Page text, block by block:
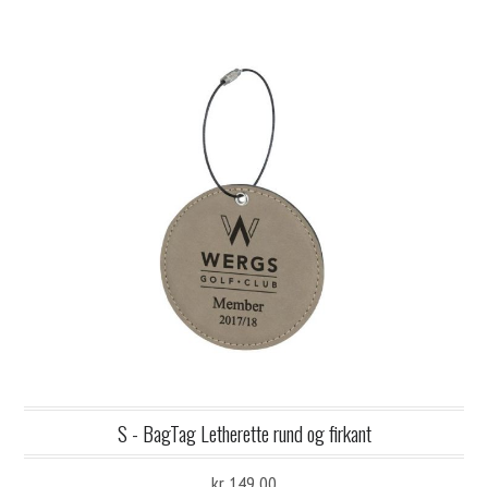
S - BagTag Letherette rund og firkant